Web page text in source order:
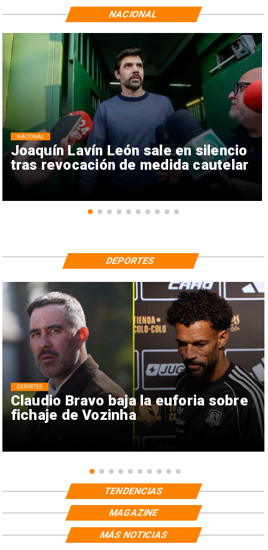
Joaquín Lavín León sale en silencio
tras revocación de medida cautelar
NACIONAL
NACIONAL
Claudio Bravo baja la euforia sobre
fichaje de Vozinha
DEPORTES
DEPORTES
TENDENCIAS
MAGAZINE
MÁS NOTICIAS